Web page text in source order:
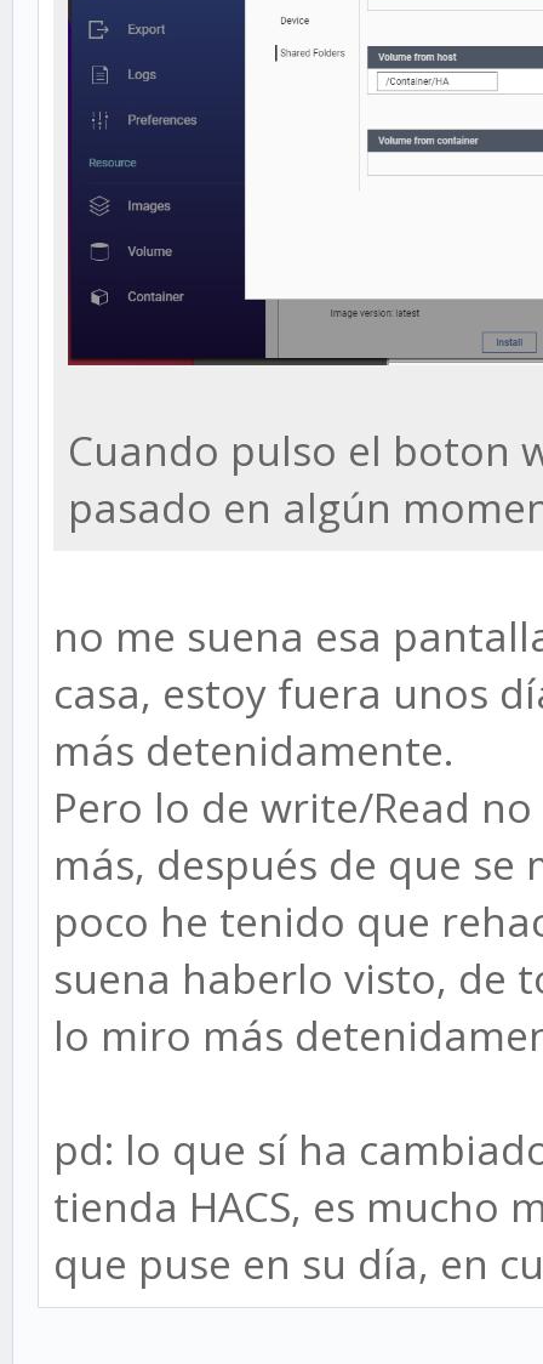
Cuando pulso el boton
pasado en algún
no me suena esa
casa, estoy fuera unos
más detenidamente.
Pero lo de write/Read
más, después de que se
poco he tenido que
suena haberlo visto, de
lo miro más
pd: lo que sí ha
tienda HACS, es mucho
que puse en su día, en